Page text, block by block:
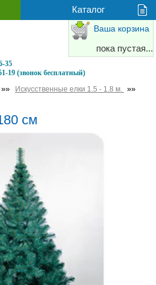
35
19 (звонок бесплатный)
Ваша корзина
пока пустая...
»» Искусственные елки 1.5 - 1.8 м. »»
см